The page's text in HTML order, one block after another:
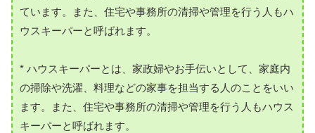
ています。また、住宅や事務所の清掃や管理を行う人もハ
ウスキーパーと呼ばれます。
* ハウスキーパーとは、家政婦やお手伝いとして、家庭内
の掃除や洗濯、料理などの家事を担当する人のことをいい
ます。また、住宅や事務所の清掃や管理を行う人もハウス
キーパーと呼ばれます。